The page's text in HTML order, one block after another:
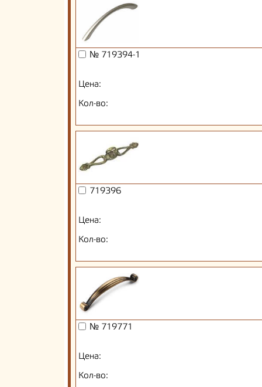
№ 719394-1
Цена:
Кол-во:
719396
Цена:
Кол-во:
№ 719771
Цена:
Кол-во: